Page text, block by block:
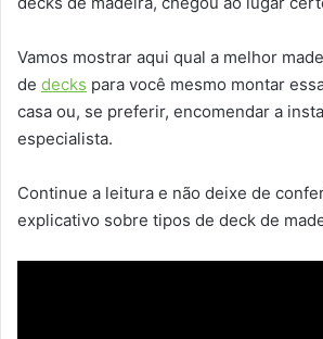
Vamos mostrar aqui qual a melhor
de decks para você mesmo montar
casa ou, se preferir, encomendar a
especialista.
Continue a leitura e não deixe de
explicativo sobre tipos de deck de